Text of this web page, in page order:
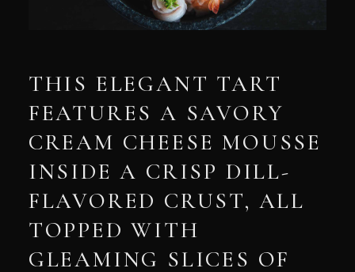
THIS ELEGANT TART
FEATURES A SAVORY
CREAM CHEESE MOUSSE
INSIDE A CRISP DILL-
FLAVORED CRUST, ALL
TOPPED WITH
GLEAMING SLICES OF